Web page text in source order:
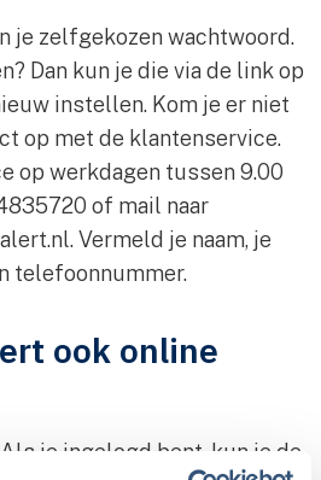
je zelfgekozen wachtwoord.
Dan kun je die via de link op
instellen. Kom je er niet
op met de klantenservice.
op werkdagen tussen 9.00
of mail naar
. Vermeld je naam, je
telefoonnummer.
ook online
je ingelogd bent, kun je de